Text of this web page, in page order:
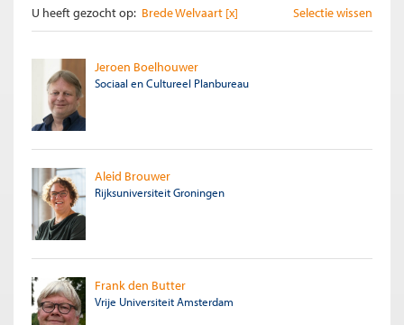
U heeft gezocht op: Selectie wissen
Brede Welvaart [x]
Jeroen Boelhouwer
Sociaal en Cultureel Planbureau
Aleid Brouwer
Rijksuniversiteit Groningen
Frank den Butter
Vrije Universiteit Amsterdam